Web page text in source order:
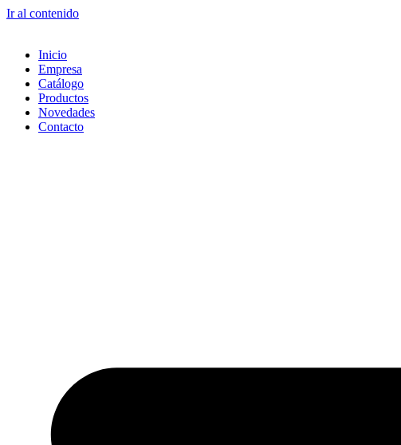
Ir al contenido
Inicio
Empresa
Catálogo
Productos
Novedades
Contacto